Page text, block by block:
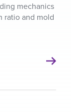
mechanics
ratio and mold